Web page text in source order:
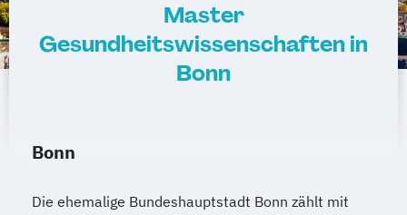
Master
Gesundheitswissenschaften in
Bonn
Bonn
Die ehemalige Bundeshauptstadt Bonn zählt mit